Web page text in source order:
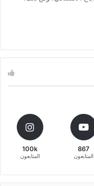
867
المتابعون
100k
المتابعون